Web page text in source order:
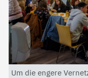
Um die engere